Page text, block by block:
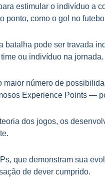
estimular o indivíduo a
como o gol no
pode ser travada
ou indivíduo na jornada.
número de
Experience Points —
dos jogos, os
que demonstram sua
de dever cumprido.